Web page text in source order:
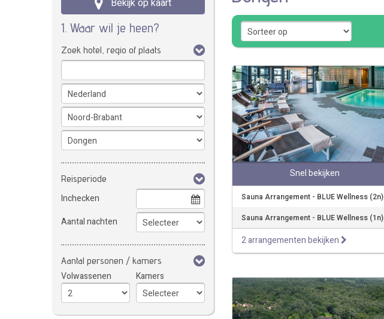
Bekijk op kaart
1. Waar wil je heen?
Zoek hotel, regio of plaats
Reisperiode
Inchecken
Aantal nachten
Aantal personen / kamers
Volwassenen Kamers
Snel bekijken
Sauna Arrangement - BLUE Wellness (2n)
Sauna Arrangement - BLUE Wellness (1n)
2 arrangementen bekijken